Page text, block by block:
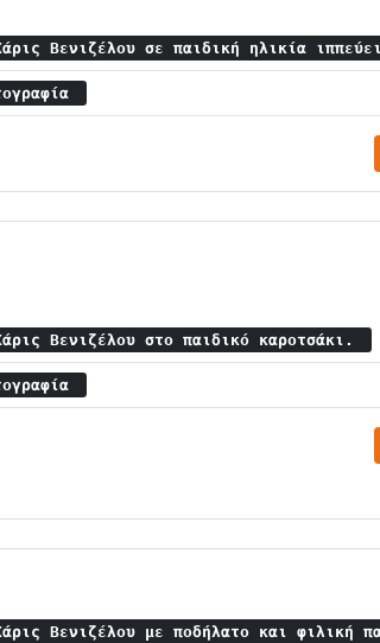
Βενιζέλου σε παιδική ηλικία
Βενιζέλου στο παιδικό καροτσάκι.
Βενιζέλου με ποδήλατο και φιλική